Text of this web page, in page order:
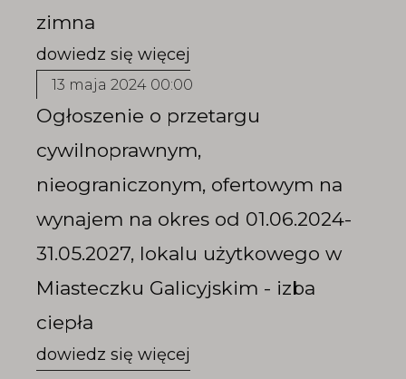
zimna
13 maja 2024 00:00
Ogłoszenie o przetargu
cywilnoprawnym,
nieograniczonym, ofertowym na
wynajem na okres od 01.06.2024-
31.05.2027, lokalu użytkowego w
Miasteczku Galicyjskim - izba
ciepła